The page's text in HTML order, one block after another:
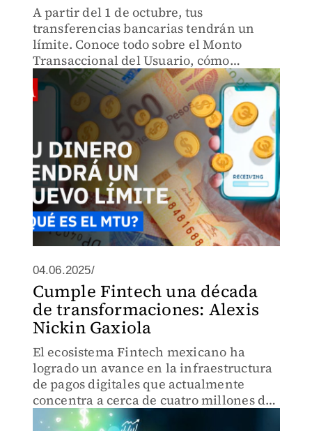
A partir del 1 de octubre, tus
transferencias bancarias tendrán un
límite. Conoce todo sobre el Monto
Transaccional del Usuario, cómo
establecerlo y evitar contratiempos.
04.06.2025/
Cumple Fintech una década
de transformaciones: Alexis
Nickin Gaxiola
El ecosistema Fintech mexicano ha
logrado un avance en la infraestructura
de pagos digitales que actualmente
concentra a cerca de cuatro millones de
comercios.